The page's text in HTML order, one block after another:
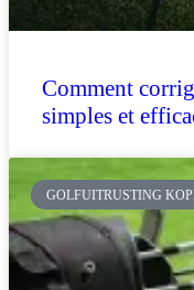
Comment
simples et
GOLFUITRUSTING